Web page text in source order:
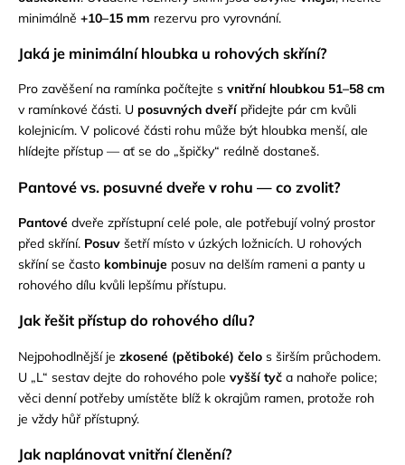
minimálně +10–15 mm rezervu pro vyrovnání.
Jaká je minimální hloubka u rohových skříní?
Pro zavěšení na ramínka počítejte s vnitřní hloubkou 51–58 cm
v ramínkové části. U posuvných dveřípřidejte pár cm kvůli
kolejnicím. V policové části rohu může být hloubka menší, ale
hlídejte přístup — ať se do „špičky“ reálně dostaneš.
Pantové vs. posuvné dveře v rohu — co zvolit?
Pantové dveře zpřístupní celé pole, ale potřebují volný prostor
před skříní. Posuv šetří místo v úzkých ložnicích. U rohových
skříní se často kombinuje posuv na delším rameni a panty u
rohového dílu kvůli lepšímu přístupu.
Jak řešit přístup do rohového dílu?
Nejpohodlnější je zkosené (pětiboké) čelo s širším průchodem.
U „L“ sestav dejte do rohového pole vyšší tyč a nahoře police;
věci denní potřeby umístěte blíž k okrajům ramen, protože roh
je vždy hůř přístupný.
Jak naplánovat vnitřní členění?